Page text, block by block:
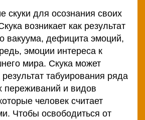
скуки для осознания своих
возникает как результат
вакуума, дефицита эмоций,
эмоции интереса к
мира. Скука может
результат табуирования ряда
переживаний и видов
человек считает
Чтобы освободиться от